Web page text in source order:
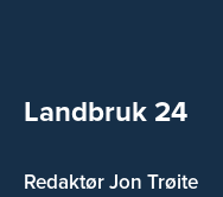
Landbruk 24
Redaktør Jon Trøite